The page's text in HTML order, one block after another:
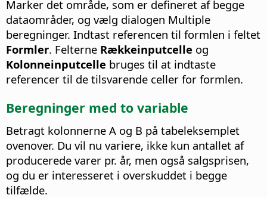
Marker det område, som er defineret af begge
dataområder, og vælg dialogen Multiple
beregninger. Indtast referencen til formlen i feltet
Formler. Felterne Rækkeinputcelle og
Kolonneinputcelle bruges til at indtaste
referencer til de tilsvarende celler for formlen.
Beregninger med to variable
Betragt kolonnerne A og B på tabeleksemplet
ovenover. Du vil nu variere, ikke kun antallet af
producerede varer pr. år, men også salgsprisen,
og du er interesseret i overskuddet i begge
tilfælde.